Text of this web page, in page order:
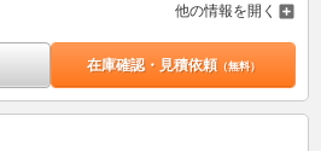
他の情報を開く
在庫確認・見積依頼（無料）